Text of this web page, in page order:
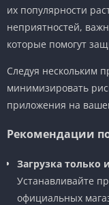
их популярности
неприятностей,
которые помогут
Следуя нескольким
минимизировать
приложения на
Рекомендации
Загрузка только
Устанавливайте
официальных